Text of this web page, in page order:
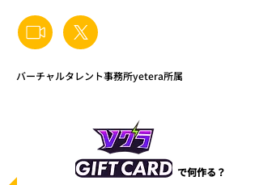
バーチャルタレント事務所yetera所属
で何作る？